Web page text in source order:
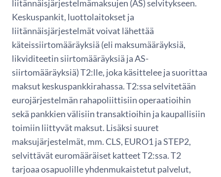
liitännäisjärjestelmämaksujen (AS) selvitykseen.
Keskuspankit, luottolaitokset ja
liitännäisjärjestelmät voivat lähettää
käteissiirtomääräyksiä (eli maksumääräyksiä,
likviditeetin siirtomääräyksiä ja AS-
siirtomääräyksiä) T2:lle, joka käsittelee ja suorittaa
maksut keskuspankkirahassa. T2:ssa selvitetään
eurojärjestelmän rahapoliittisiin operaatioihin
sekä pankkien välisiin transaktioihin ja kaupallisiin
toimiin liittyvät maksut. Lisäksi suuret
maksujärjestelmät, mm. CLS, EURO1 ja STEP2,
selvittävät euromääräiset katteet T2:ssa. T2
tarjoaa osapuolille yhdenmukaistetut palvelut,